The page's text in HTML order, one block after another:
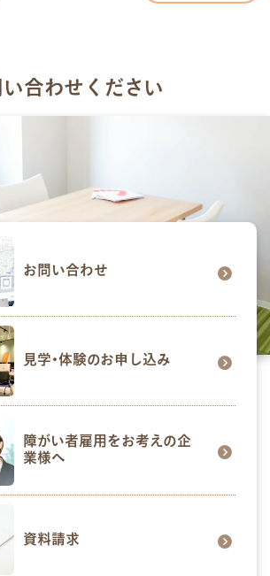
合わせください
お問い合わせ
見学･体験のお申し込み
障がい者雇用をお考えの企
業様へ
資料請求